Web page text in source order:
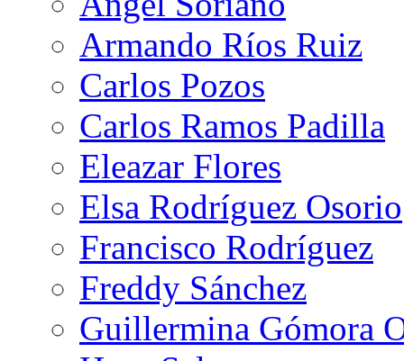
Armando Ríos Ruiz
Carlos Pozos
Carlos Ramos Padilla
Eleazar Flores
Elsa Rodríguez Osorio
Francisco Rodríguez
Freddy Sánchez
Guillermina Gómora